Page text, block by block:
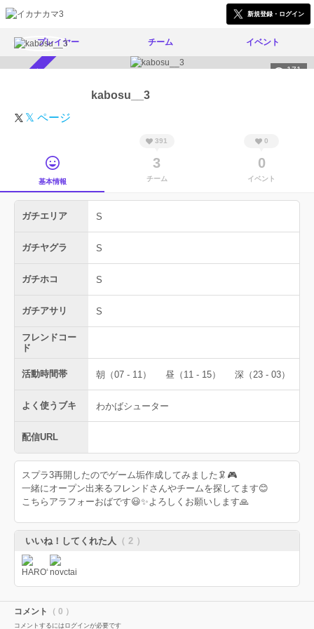
新規登録・ログイン
プレイヤー チーム イベント
171
kabosu__3
𝕏 ページ
基本情報
391
3
チーム
0
0
イベント
ガチエリア S
ガチヤグラ S
ガチホコ S
ガチアサリ S
フレンドコー
ド
活動時間帯 朝（07 - 11） 昼（11 - 15） 深（23 - 03）
よく使うブキ わかばシューター
配信URL
スプラ3再開したのでゲーム垢作成してみました🦑🎮️
一緒にオープン出来るフレンドさんやチームを探してます😊
こちらアラフォーおばです😃✨よろしくお願いします🙏
いいね！してくれた人 （ 2 ）
コメント （ 0 ）
コメントするにはログインが必要です